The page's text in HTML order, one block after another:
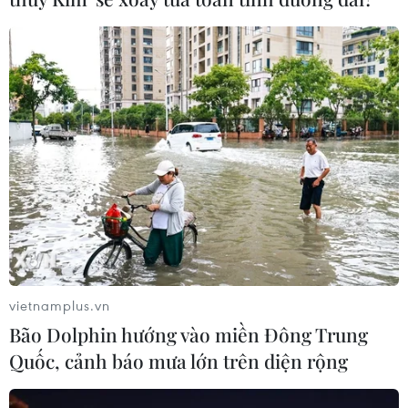
diện rộng
06/08/2026 08:36
Mở 1 cửa xả đáy hồ thủy điện Hòa
Bình vào 16 giờ ngày 6/8
06/08/2026 06:28
Quảng Trị: Mùa mưa lũ cận kề,
thường trực nỗi lo bờ sông 'nuốt' đất
06/08/2026 05:14
Mưa dông khiến hàng chục
chuyến bay tới Nội Bài không thể hạ
vietnamplus.vn
Bão Dolphin hướng vào miền Đông Trung
Quốc, cảnh báo mưa lớn trên diện rộng